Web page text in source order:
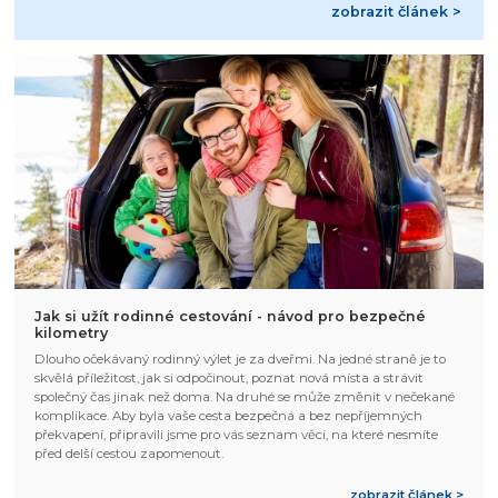
zobrazit článek >
Jak si užít rodinné cestování - návod pro bezpečné
kilometry
Dlouho očekávaný rodinný výlet je za dveřmi. Na jedné straně je to
skvělá příležitost, jak si odpočinout, poznat nová místa a strávit
společný čas jinak než doma. Na druhé se může změnit v nečekané
komplikace. Aby byla vaše cesta bezpečná a bez nepříjemných
překvapení, připravili jsme pro vás seznam věcí, na které nesmíte
před delší cestou zapomenout.
zobrazit článek >